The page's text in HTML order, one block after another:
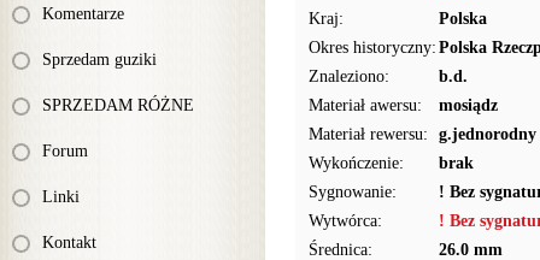
Komentarze
Sprzedam guziki
SPRZEDAM RÓŻNE
Forum
Linki
Kontakt
Kraj:
Polska
Okres historyczny: Polska
Znaleziono:
b.d.
Materiał awersu:
mosiądz
Materiał rewersu:
g.jednorodny
Wykończenie:
brak
Sygnowanie:
! Bez
Wytwórca:
! Bez
Średnica:
26.0 mm